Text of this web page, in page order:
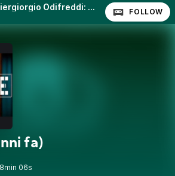
Il podcast di Piergiorgio Odifreddi: Lezioni e Conferenze. FOLLOW
fa)
06s